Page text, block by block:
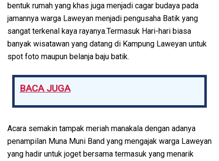
bentuk rumah yang khas juga menjadi cagar budaya pada
jamannya warga Laweyan menjadi pengusaha Batik yang
sangat terkenal kaya rayanya.Termasuk Hari-hari biasa
banyak wisatawan yang datang di Kampung Laweyan untuk
spot foto maupun belanja baju batik.
BACA JUGA
Acara semakin tampak meriah manakala dengan adanya
penampilan Muna Muni Band yang mengajak warga Laweyan
yang hadir untuk joget bersama termasuk yang menarik